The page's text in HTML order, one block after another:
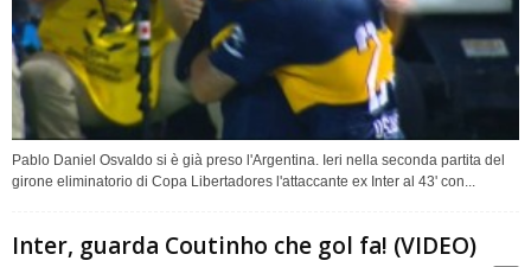
Pablo Daniel Osvaldo si è già preso l'Argentina. Ieri nella seconda partita del
girone eliminatorio di Copa Libertadores l'attaccante ex Inter al 43' con...
Inter, guarda Coutinho che gol fa! (VIDEO)